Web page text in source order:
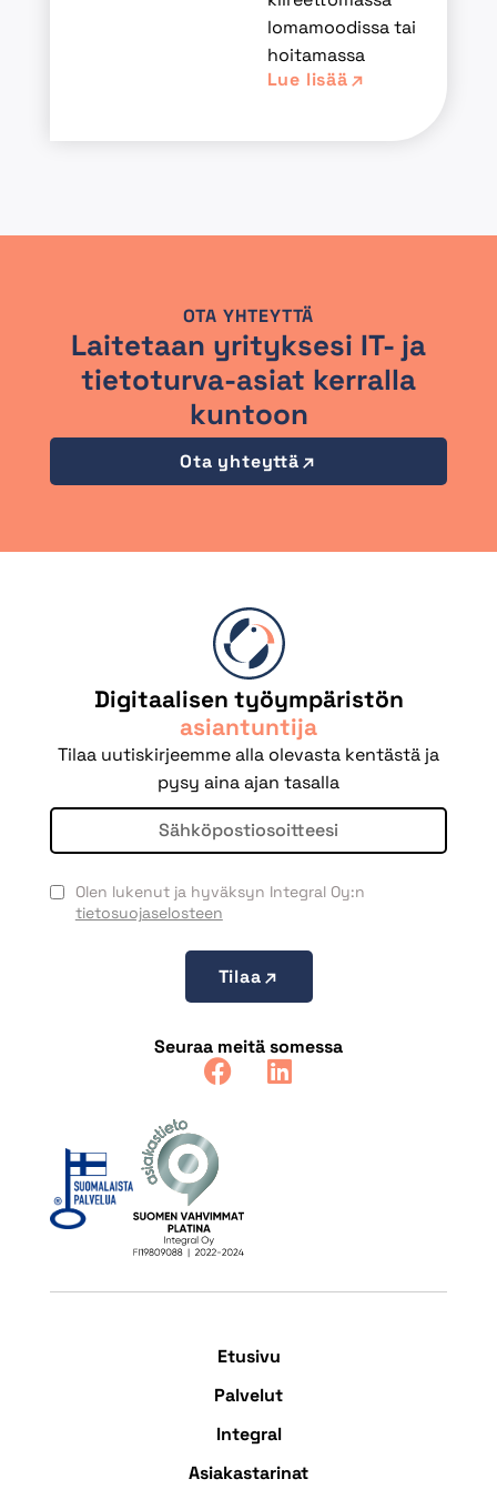
lomamoodissa tai
hoitamassa
Lue lisää
OTA YHTEYTTÄ
Laitetaan yrityksesi IT- ja
tietoturva-asiat kerralla
kuntoon
Ota yhteyttä
Digitaalisen työympäristön
asiantuntija
Tilaa uutiskirjeemme alla olevasta kentästä ja
pysy aina ajan tasalla
Olen lukenut ja hyväksyn Integral Oy:n
tietosuojaselosteen
Tilaa
Seuraa meitä somessa
Etusivu
Palvelut
Integral
Asiakastarinat